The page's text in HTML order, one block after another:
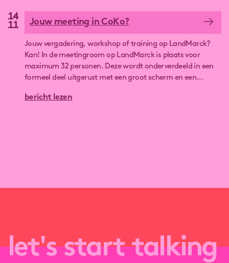
14
11
Jouw meeting in CoKo?
Jouw vergadering, workshop of training op LandMarck?
Kan! In de meetingroom op LandMarck is plaats voor
maximum 32 personen. Deze wordt onderverdeeld in een
formeel deel uitgerust met een groot scherm en een
bericht lezen
let's start talking